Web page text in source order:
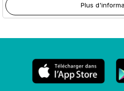
Plus